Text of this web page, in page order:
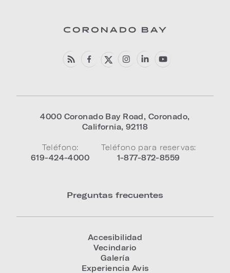
4000 Coronado Bay Road, Coronado,
California,92118
Teléfono:
619-424-4000
Teléfono para reservas:
1-877-872-8559
Preguntas frecuentes
Accesibilidad
Vecindario
Galería
Experiencia Avis